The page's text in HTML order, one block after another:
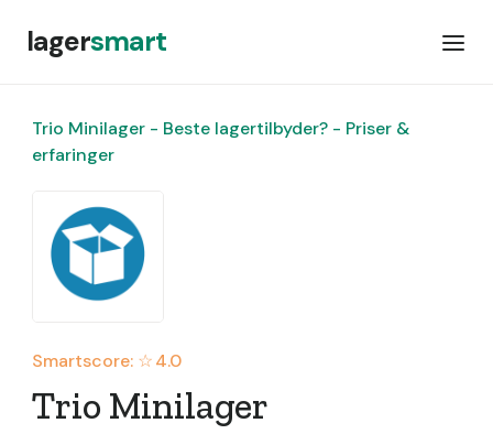
lagersmart
Trio Minilager - Beste lagertilbyder? - Priser &
erfaringer
Smartscore: ☆4.0
Trio Minilager